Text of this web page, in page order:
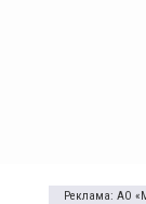
Реклама: АО